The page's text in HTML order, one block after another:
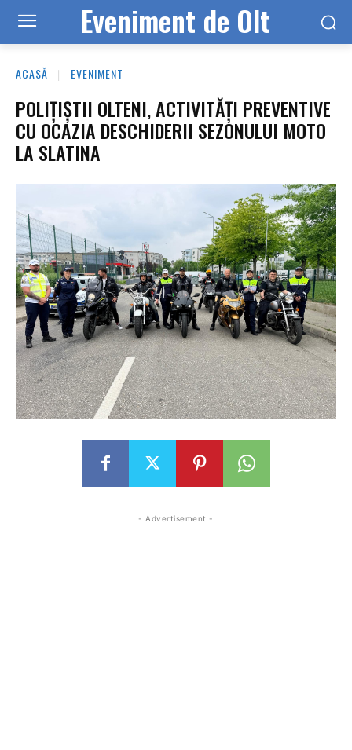
Eveniment de Olt
ACASĂ EVENIMENT
POLIȚIȘTII OLTENI, ACTIVITĂȚI PREVENTIVE
CU OCAZIA DESCHIDERII SEZONULUI MOTO
LA SLATINA
- Advertisement -